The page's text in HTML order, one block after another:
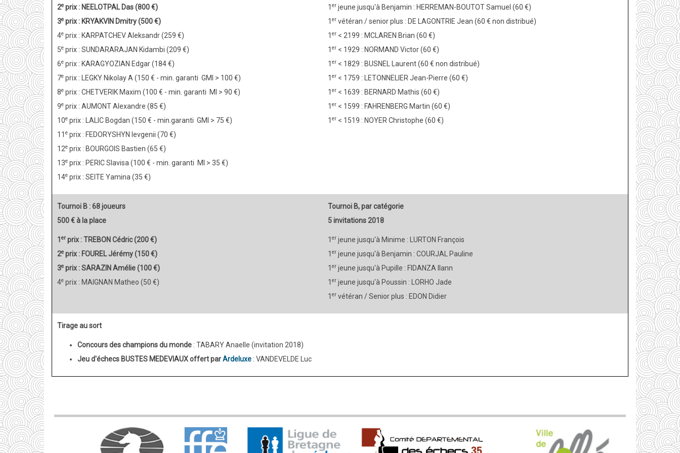
2e prix : NEELOTPAL Das (800 €)
3e prix : KRYAKVIN Dmitry (500 €)
4e prix : KARPATCHEV Aleksandr (259 €)
5e prix : SUNDARARAJAN Kidambi (209 €)
6e prix : KARAGYOZIAN Edgar (184 €)
7e prix : LEGKY Nikolay A (150 € - min. garanti GMI > 100 €)
8e prix : CHETVERIK Maxim (100 € - min. garanti MI > 90 €)
9e prix : AUMONT Alexandre (85 €)
10e prix : LALIC Bogdan (150 € - min.garanti GMI > 75 €)
11 e prix : FEDORYSHYN Ievgenii (70 €)
12e prix : BOURGOIS Bastien (65 €)
13e prix : PERIC Slavisa (100 € - min. garanti MI > 35 €)
14e prix : SEITE Yamina (35 €)
1 er jeune jusqu'à Benjamin : HERREMAN-BOUTOT Samuel (60 €)
1 er vétéran / senior plus : DE LAGONTRIE Jean (60 € non distribué)
1 er < 2199 : MCLAREN Brian (60 €)
1 er < 1929 : NORMAND Victor (60 €)
1 er < 1829 : BUSNEL Laurent (60 € non distribué)
1 er < 1759 : LETONNELIER Jean-Pierre (60 €)
1 er < 1639 : BERNARD Mathis (60 €)
1 er < 1599 : FAHRENBERG Martin (60 €)
1 er < 1519 : NOYER Christophe (60 €)
Tournoi B : 68 joueurs
500 € à la place
1 erprix : TREBON Cédric (200 €)
2e prix : FOUREL Jérémy (150 €)
3e prix : SARAZIN Amélie (100 €)
4e prix : MAIGNAN Matheo (50 €)
Tournoi B, par catégorie
5 invitations 2018
1 er jeune jusqu'à Minime : LURTON François
1 er jeune jusqu'à Benjamin : COURJAL Pauline
1 er jeune jusqu'à Pupille : FIDANZA Ilann
1 er jeune jusqu'à Poussin : LORHO Jade
1 er vétéran / Senior plus : EDON Didier
Tirage au sort
Concours des champions du monde : TABARY Anaelle (invitation 2018)
Jeu d'échecs BUSTES MEDEVIAUX offert parArdeluxe : VANDEVELDE Luc